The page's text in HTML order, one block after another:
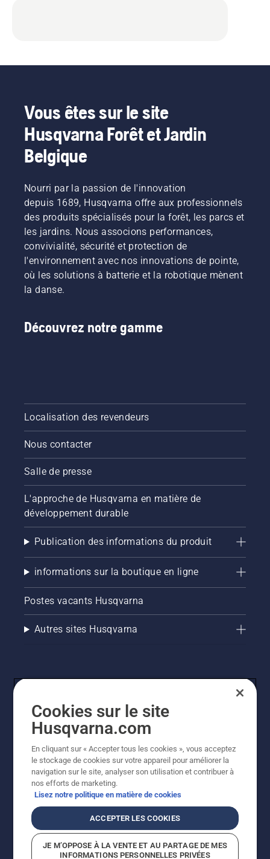
Vous êtes sur le site
Husqvarna Forêt et Jardin
Belgique
Nourri par la passion de l'innovation
depuis 1689, Husqvarna offre aux professionnels
des produits spécialisés pour la forêt, les parcs et
les jardins. Nous associons performances,
convivialité, sécurité et protection de
l'environnement avec nos innovations de pointe,
où les solutions à batterie et la robotique mènent
la danse.
Découvrez notre gamme
Localisation des revendeurs
Nous contacter
Salle de presse
L'approche de Husqvarna en matière de
développement durable
Publication des informations du produit
informations sur la boutique en ligne
Postes vacants Husqvarna
Autres sites Husqvarna
© Husqvarna AB (publ). Tous droits réservés. Les prix
indiqués sont des prix de vente conseillés. Tous les prix
indiqués sont des prix de vente recommandés (TVA
incluse), sauf si le produit est disponible pour un achat
direct.
Politique relative aux cookiesConditions d'utilisation
Cookies sur le site
Husqvarna.com
En cliquant sur « Accepter tous les cookies », vous acceptez
le stockage de cookies sur votre appareil pour améliorer la
navigation sur le site, analyser son utilisation et contribuer à
nos efforts de marketing.
Lisez notre politique en matière de cookies
ACCEPTER LES COOKIES
JE M’OPPOSE À LA VENTE ET AU PARTAGE DE MES
INFORMATIONS PERSONNELLES PRIVÉES